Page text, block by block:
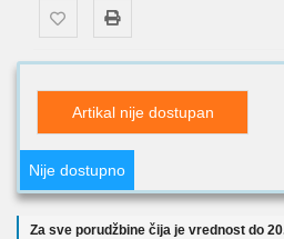
Artikal nije dostupan
Nije dostupno
Za sve porudžbine čija je vrednost do